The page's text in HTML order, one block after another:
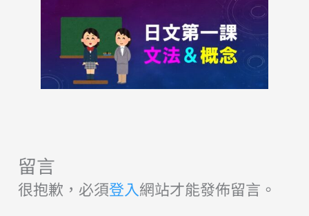
留言
很抱歉，必須登入網站才能發佈留言。